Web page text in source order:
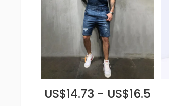
US$14.73 - US$16.5